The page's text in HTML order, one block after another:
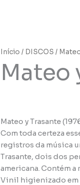
Início / DISCOS /
Mateo
Mateo y Trasante
Com toda certeza
registros da música
Trasante, dois dos
americana. Contém a
Vinil higienizado em